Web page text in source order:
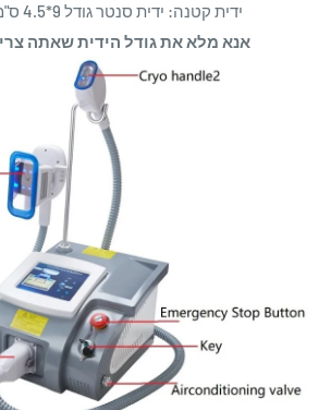
ידית קטנה: ידית סנטר גודל 9*4.5 ס"מ (בררנית)
אנא מלא את גודל הידית שאתה